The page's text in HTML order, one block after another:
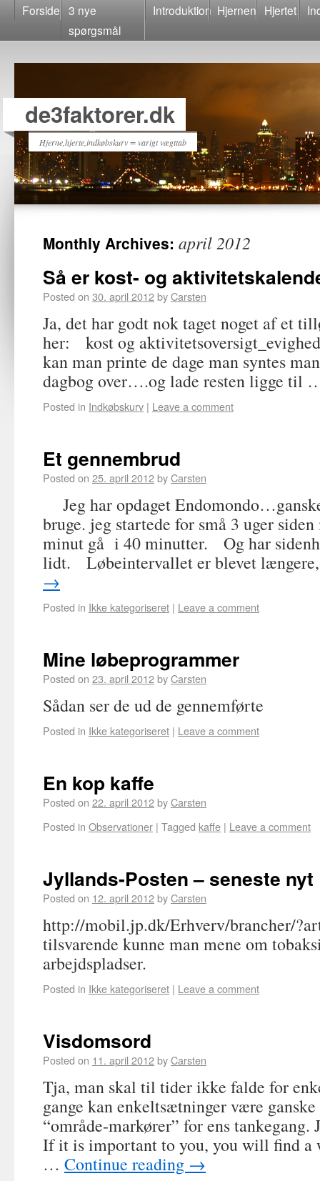
Forside 3 nye
spørgsmål
Introduktion Hjernen Hjertet
de3faktorer.dk
Hjerne,hjerte,indkøbskurv = varigt vægttab
Monthly Archives: april 2012
Så er kost- og
Posted on 30. april 2012byCarsten
Ja, det har godt nok taget noget af et
her: kost og
kan man printe de dage man syntes
dagbog over….og lade resten ligge til
Posted in Indkøbskurv | Leave a comment
Et gennembrud
Posted on 25. april 2012byCarsten
Jeg har opdaget
bruge. jeg startede for små 3 uger
minut gå i 40 minutter. Og har
lidt. Løbeintervallet er blevet
→
Posted in Ikke kategoriseret | Leave a comment
Mine løbeprogrammer
Posted on 23. april 2012byCarsten
Sådan ser de ud de gennemførte
Posted in Ikke kategoriseret | Leave a comment
En kop kaffe
Posted on 22. april 2012byCarsten
Posted in Observationer | Tagged kaffe | Leave a comment
Jyllands-Posten – seneste nyt
Posted on 12. april 2012byCarsten
http://mobil.jp.dk/Erhverv/brancher/
tilsvarende kunne man mene om
arbejdspladser.
Posted in Ikke kategoriseret | Leave a comment
Visdomsord
Posted on 11. april 2012byCarsten
Tja, man skal til tider ikke falde for
gange kan enkeltsætninger være
“område-markører” for ens tankegang.
If it is important to you, you will find a
… Continue reading →